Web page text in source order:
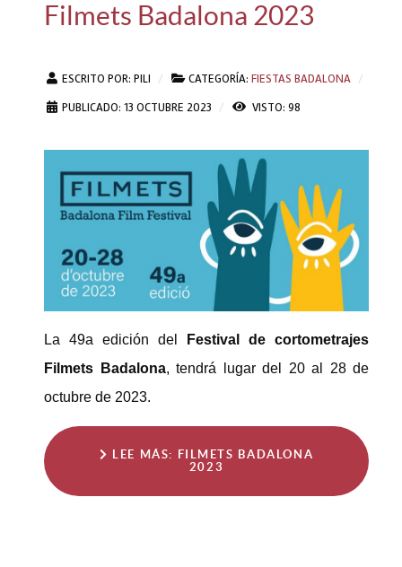
Filmets Badalona 2023
ESCRITO POR: PILI CATEGORÍA: FIESTAS BADALONA
PUBLICADO: 13 OCTUBRE 2023
VISTO: 98
La 49a edición del Festival de cortometrajes
Filmets Badalona, tendrá lugar del 20 al 28 de
octubre de 2023.
LEE MÁS: FILMETS BADALONA
2023